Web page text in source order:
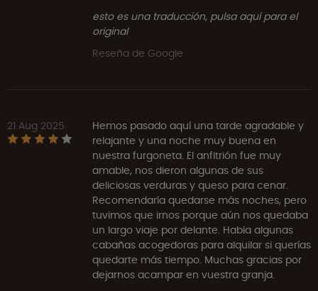
esto es una traducción, pulsa aquí para el
original
Reseña de Google
21 Aug 2025
Hemos pasado aquí una tarde agradable y
relajante y una noche muy buena en
nuestra furgoneta. El anfitrión fue muy
amable, nos dieron algunas de sus
deliciosas verduras y queso para cenar.
Recomendaría quedarse más noches, pero
tuvimos que irnos porque aún nos quedaba
un largo viaje por delante. Había algunas
cabañas acogedoras para alquilar si querías
quedarte más tiempo. Muchas gracias por
dejarnos acampar en vuestra granja.